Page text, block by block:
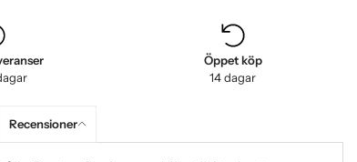
Öppet köp
14 dagar
Recensioner